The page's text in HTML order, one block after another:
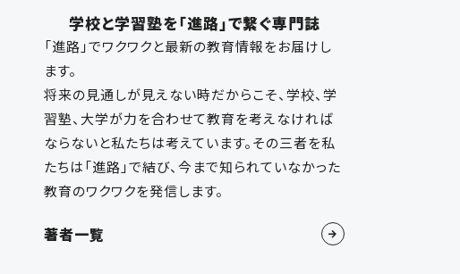
学校と学習塾を「進路」で繋ぐ専門誌
「進路」でワクワクと最新の教育情報をお届けし
ます。
将来の見通しが見えない時だからこそ、学校、学
習塾、大学が力を合わせて教育を考えなければ
ならないと私たちは考えています。その三者を私
たちは「進路」で結び、今まで知られていなかった
教育のワクワクを発信します。
著者一覧
会社概要
お問い合わせ・掲載依頼
著者一覧
ログイン